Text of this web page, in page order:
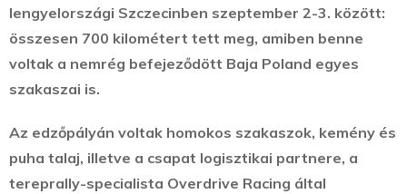
lengyelországi Szczecinben szeptember 2-3. között:
összesen 700 kilométert tett meg, amiben benne
voltak a nemrég befejeződött Baja Poland egyes
szakaszai is.
Az edzőpályán voltak homokos szakaszok, kemény és
puha talaj, illetve a csapat logisztikai partnere, a
tereprally-specialista Overdrive Racing által